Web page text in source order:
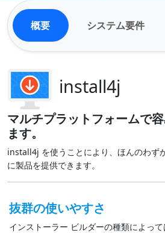
概要 システム要件
install4j
マルチプラットフォームで
ます。
install4j を使うことにより、ほんのわず
に製品を提供できます。
抜群の使いやすさ
インストーラー ビルダーの種類によっ